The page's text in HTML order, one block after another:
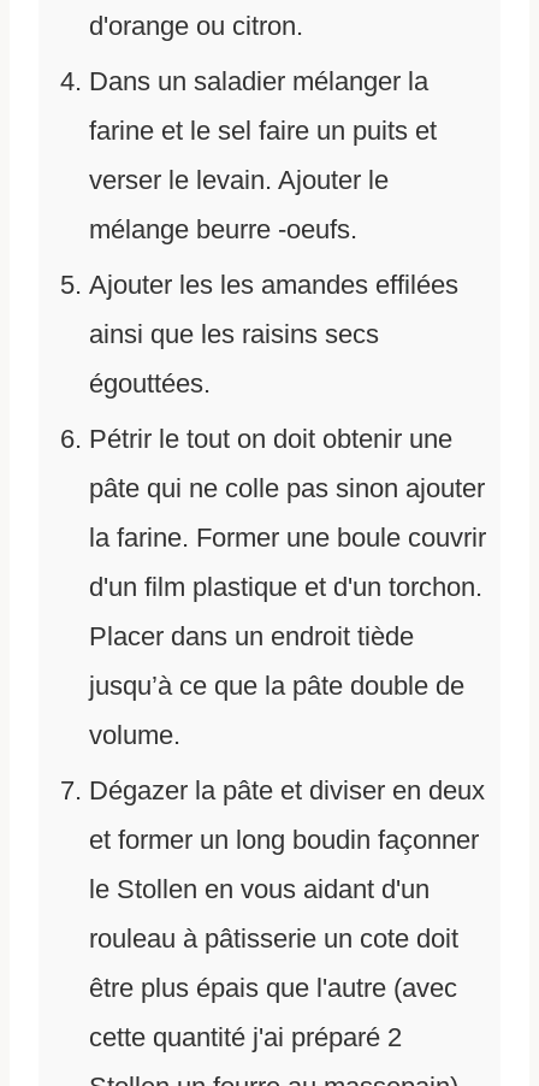
d'orange ou citron.
Dans un saladier mélanger la
farine et le sel faire un puits et
verser le levain. Ajouter le
mélange beurre -oeufs.
Ajouter les les amandes effilées
ainsi que les raisins secs
égouttées.
Pétrir le tout on doit obtenir une
pâte qui ne colle pas sinon ajouter
la farine. Former une boule couvrir
d'un film plastique et d'un torchon.
Placer dans un endroit tiède
jusqu’à ce que la pâte double de
volume.
Dégazer la pâte et diviser en deux
et former un long boudin façonner
le Stollen en vous aidant d'un
rouleau à pâtisserie un cote doit
être plus épais que l'autre (avec
cette quantité j'ai préparé 2